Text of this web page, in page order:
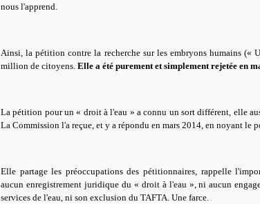
nous l'apprend.
Ainsi, la pétition contre la recherche sur les embryons humains («
million de citoyens. Elle a été purement et simplement rejetée en
La pétition pour un « droit à l'eau » a connu un sort différent, elle
La Commission l'a reçue, et y a répondu en mars 2014, en noyant le
Elle partage les préoccupations des pétitionnaires, rappelle
aucun enregistrement juridique du « droit à l'eau », ni aucun
services de l'eau, ni son exclusion du TAFTA. Une farce.